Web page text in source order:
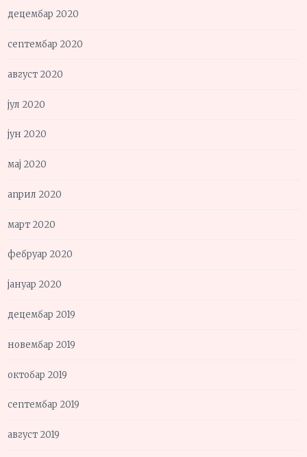
децембар 2020
септембар 2020
август 2020
јул 2020
јун 2020
мај 2020
април 2020
март 2020
фебруар 2020
јануар 2020
децембар 2019
новембар 2019
октобар 2019
септембар 2019
август 2019